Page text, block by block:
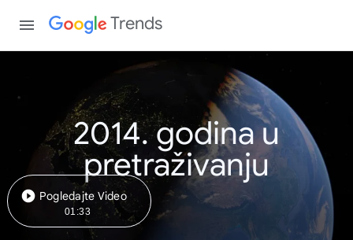
Trends
2014. godina u
pretraživanju
Pogledajte Video
01:33